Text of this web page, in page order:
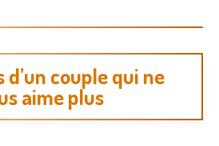
d’un couple qui ne
aime plus